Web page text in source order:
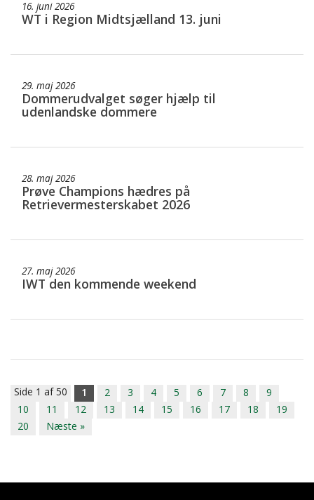
16. juni 2026
WT i Region Midtsjælland 13. juni
29. maj 2026
Dommerudvalget søger hjælp til
udenlandske dommere
28. maj 2026
Prøve Champions hædres på
Retrievermesterskabet 2026
27. maj 2026
IWT den kommende weekend
Side 1 af 50 1 2 3 4 5 6 7 8
9
10
11 12 13 14 15 16 17 18
19
20
Næste »